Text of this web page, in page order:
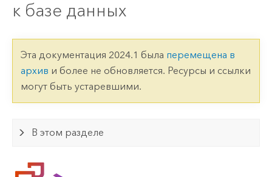
к базе данных
Эта документация 2024.1 была перемещена в
архив и более не обновляется. Ресурсы и ссылки
могут быть устаревшими.
В этом разделе